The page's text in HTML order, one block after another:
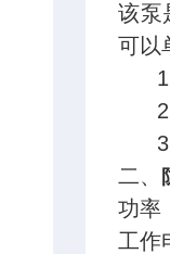
该泵
可以
1
2
3
二、
功率
工作